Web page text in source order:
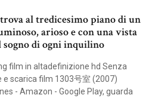
al tredicesimo piano di un
arioso e con una vista
sogno di ogni inquilino
film in altadefinizione hd Senza
e scarica film 1303号室 (2007)
- Amazon - Google Play, guarda